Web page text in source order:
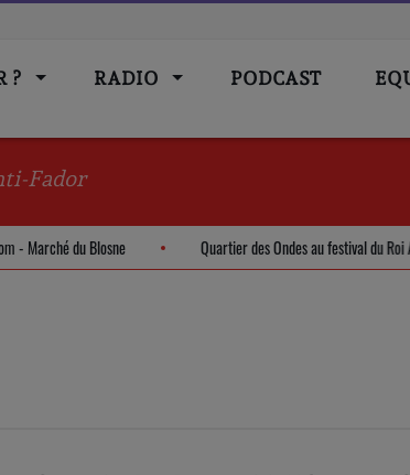
? RADIO PODCAST
Fador
- Marché du Blosne Quartier des Ondes au festival